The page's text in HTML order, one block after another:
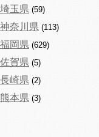
埼玉県 (59)
神奈川県 (113)
福岡県 (629)
佐賀県 (5)
長崎県 (2)
熊本県 (3)